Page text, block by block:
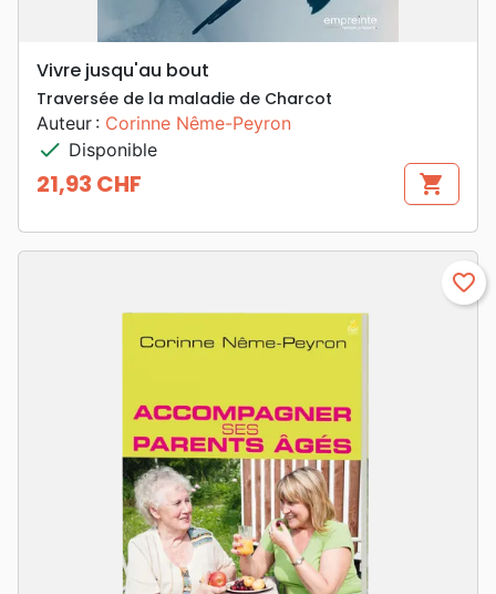
Vivre jusqu'au bout
Traversée de la maladie de Charcot
Auteur : Corinne Nême-Peyron
check Disponible
Prix
21,93 CHF shopping_cart
favorite_border